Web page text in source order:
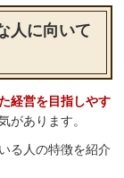
人に向いて
経営を目指しやす
があります。
る人の特徴を紹介